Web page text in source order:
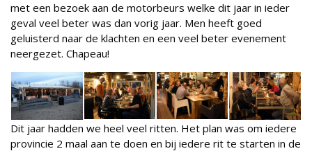
met een bezoek aan de motorbeurs welke dit jaar in ieder
geval veel beter was dan vorig jaar. Men heeft goed
geluisterd naar de klachten en een veel beter evenement
neergezet. Chapeau!
Dit jaar hadden we heel veel ritten. Het plan was om iedere
provincie 2 maal aan te doen en bij iedere rit te starten in de